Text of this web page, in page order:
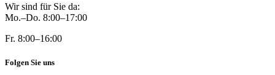
Wir sind für Sie da:
Mo.–Do. 8:00–17:00
Fr. 8:00–16:00
Folgen Sie uns